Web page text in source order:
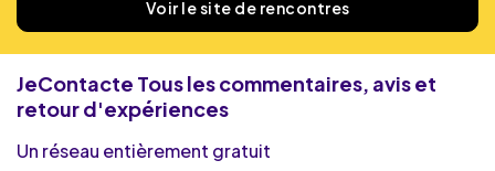
Voir le site de rencontres
JeContacte Tous les commentaires, avis et
retour d'expériences
Un réseau entièrement gratuit